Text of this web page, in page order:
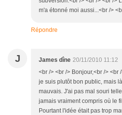
m'a étonné moi aussi...<br />
Répondre
J James dîne 20/11/2010 11:12
<br /> <br /> Bonjour,<br /> <br
je suis plutôt bon public, mais
mauvais. J'ai pas mal souri
jamais vraiment compris où le
Pourtant l'idée était pas trop